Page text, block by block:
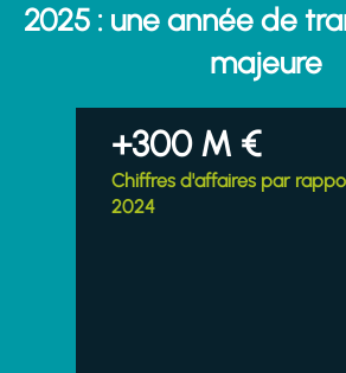
2025 : une année de
majeure
+300 M €
Chiffres d'affaires par
2024